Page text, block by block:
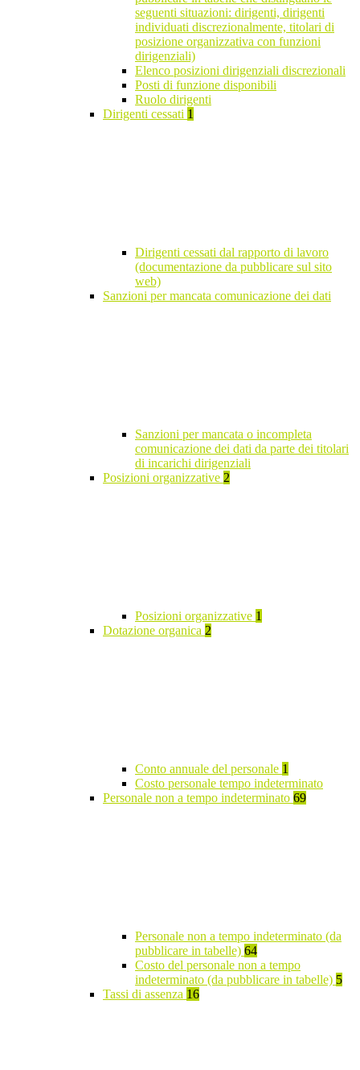
seguenti situazioni: dirigenti, dirigenti
individuati discrezionalmente, titolari di
posizione organizzativa con funzioni
dirigenziali)
Elenco posizioni dirigenziali discrezionali
Posti di funzione disponibili
Ruolo dirigenti
Dirigenti cessati 1
Dirigenti cessati dal rapporto di lavoro
(documentazione da pubblicare sul sito
web)
Sanzioni per mancata comunicazione dei dati
Sanzioni per mancata o incompleta
comunicazione dei dati da parte dei titolari
di incarichi dirigenziali
Posizioni organizzative 2
Posizioni organizzative 1
Dotazione organica 2
Conto annuale del personale 1
Costo personale tempo indeterminato
Personale non a tempo indeterminato 69
Personale non a tempo indeterminato (da
pubblicare in tabelle) 64
Costo del personale non a tempo
indeterminato (da pubblicare in tabelle) 5
Tassi di assenza 16